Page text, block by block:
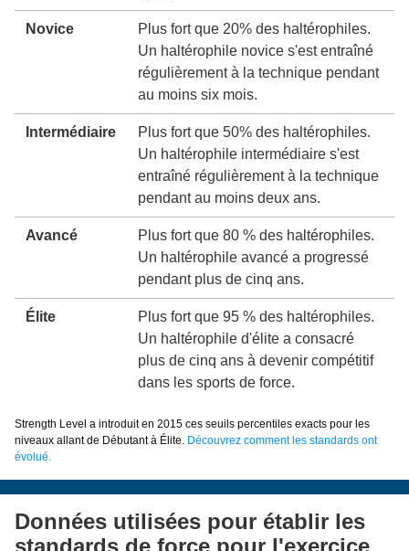
Novice
Plus fort que 20% des haltérophiles.
Un haltérophile novice s'est entraîné
régulièrement à la technique pendant
au moins six mois.
Intermédiaire
Plus fort que 50% des haltérophiles.
Un haltérophile intermédiaire s'est
entraîné régulièrement à la technique
pendant au moins deux ans.
Avancé
Plus fort que 80 % des haltérophiles.
Un haltérophile avancé a progressé
pendant plus de cinq ans.
Élite
Plus fort que 95 % des haltérophiles.
Un haltérophile d'élite a consacré
plus de cinq ans à devenir compétitif
dans les sports de force.
Strength Level a introduit en 2015 ces seuils percentiles exacts pour les
niveaux allant de Débutant à Élite. Découvrez comment les standards ont
évolué.
Données utilisées pour établir les
standards de force pour l'exercice